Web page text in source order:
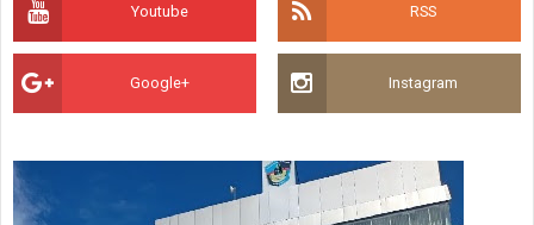
Youtube RSS
Google+ Instagram